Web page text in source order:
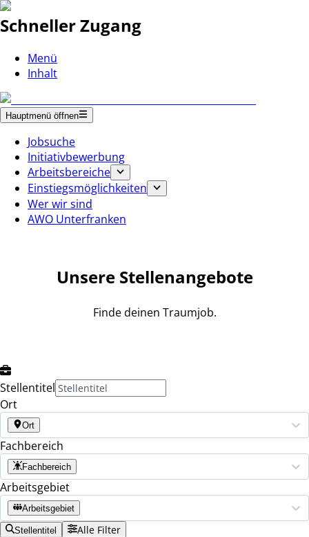
Schneller Zugang
Menü
Inhalt
Hauptmenü öffnen
Jobsuche
Initiativbewerbung
Arbeitsbereiche
Einstiegsmöglichkeiten
Wer wir sind
AWO Unterfranken
Unsere Stellenangebote
Finde deinen Traumjob.
Stellentitel
Ort
Ort
Fachbereich
Fachbereich
Arbeitsgebiet
Arbeitsgebiet
Stellentitel Alle Filter